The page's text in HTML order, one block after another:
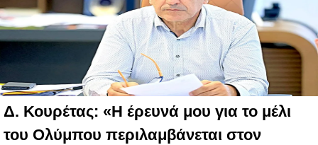
Δ. Κουρέτας: «Η έρευνά μου για το μέλι
του Ολύμπου περιλαμβάνεται στον